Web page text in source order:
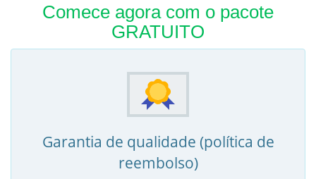
Comece agora com o pacote
GRATUITO
Garantia de qualidade (política de
reembolso)